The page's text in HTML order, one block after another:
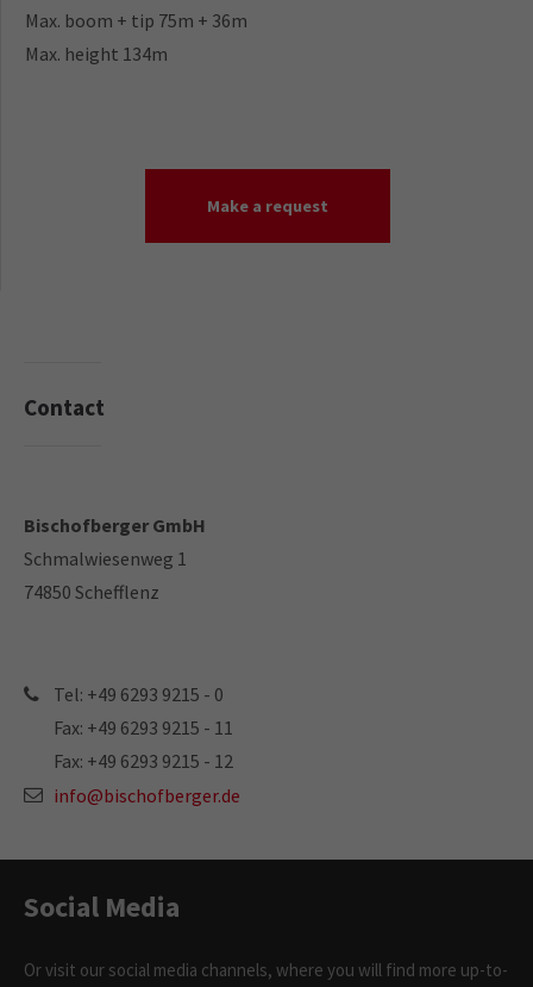
Max. boom + tip 75m + 36m
Max. height 134m
Make a request
Contact
Bischofberger GmbH
Schmalwiesenweg 1
74850 Schefflenz
Tel: +49 6293 9215 - 0
Fax: +49 6293 9215 - 11
Fax: +49 6293 9215 - 12
info@bischofberger.de
Contact
Tel: +49 6293 9215 - 0
Fax: +49 6293 9215 - 11
Bischofberger GmbH
Schmalwiesenweg 1
Social Media
Or visit our social media channels, where you will find more up-to-